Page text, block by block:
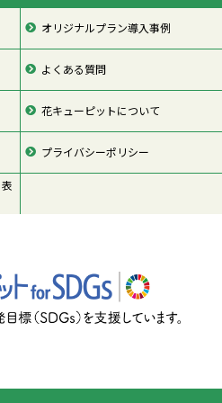
オリジナルプラン導入事例
よくある質問
花キューピットについて
プライバシーポリシー
ページの先頭